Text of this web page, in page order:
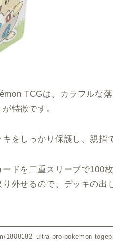
TCGは、カラフルな
特徴です。
をしっかり保護し、親指
ドを二重スリーブで100
外せるので、デッキの出
1808182_ultra-pro-pokemon-